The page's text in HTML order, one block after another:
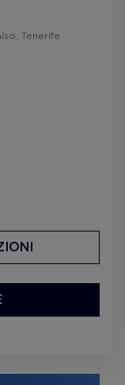
Tenerife